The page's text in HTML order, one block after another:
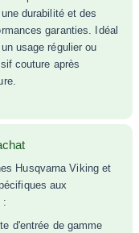
durabilité et des
garanties. Idéal
usage régulier ou
couture après
Husqvarna Viking et
aux
:
d'entrée de gamme